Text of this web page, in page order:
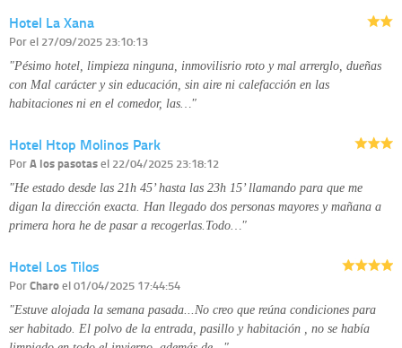
disponible en nuestra página web.
Información complementaria:
Hotel La Xana
Porel 27/09/2025 23:10:13
"Pésimo hotel, limpieza ninguna, inmovilisrio roto y mal arrerglo, dueñas
con Mal carácter y sin educación, sin aire ni calefacción en las
habitaciones ni en el comedor, las…"
Hotel Htop Molinos Park
PorA los pasotasel 22/04/2025 23:18:12
"He estado desde las 21h 45’ hasta las 23h 15’ llamando para que me
digan la dirección exacta. Han llegado dos personas mayores y mañana a
primera hora he de pasar a recogerlas.Todo…"
Hotel Los Tilos
PorCharoel 01/04/2025 17:44:54
"Estuve alojada la semana pasada...No creo que reúna condiciones para
ser habitado. El polvo de la entrada, pasillo y habitación , no se había